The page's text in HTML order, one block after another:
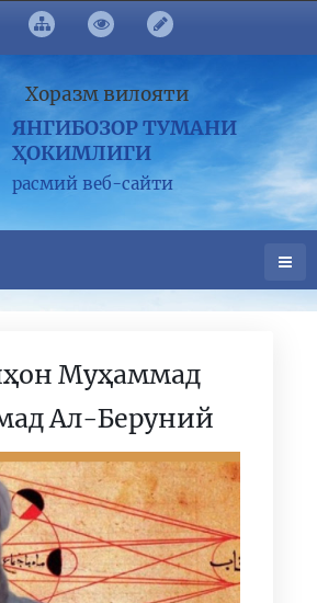
Хоразм вилояти
ЯНГИБОЗОР ТУМАНИ
ҲОКИМЛИГИ
расмий веб-сайти
Муҳаммад
Ал-Беруний